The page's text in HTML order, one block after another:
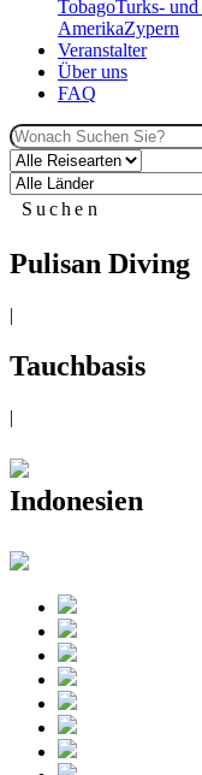
TobagoTurks- und
AmerikaZypern
Veranstalter
Über uns
FAQ
Suchen
Pulisan Diving
|
Tauchbasis
|
Indonesien